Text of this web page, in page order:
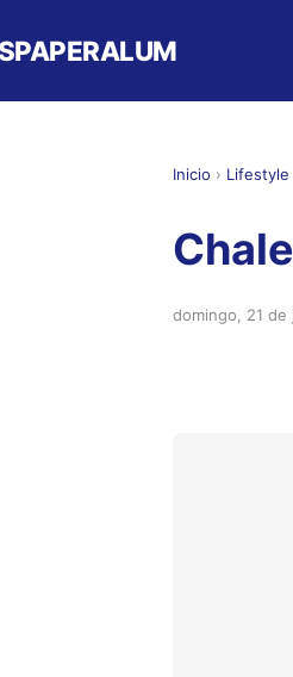
Inicio › Lifestyle
domingo, 21